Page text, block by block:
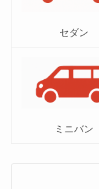
セダン
ミニバン